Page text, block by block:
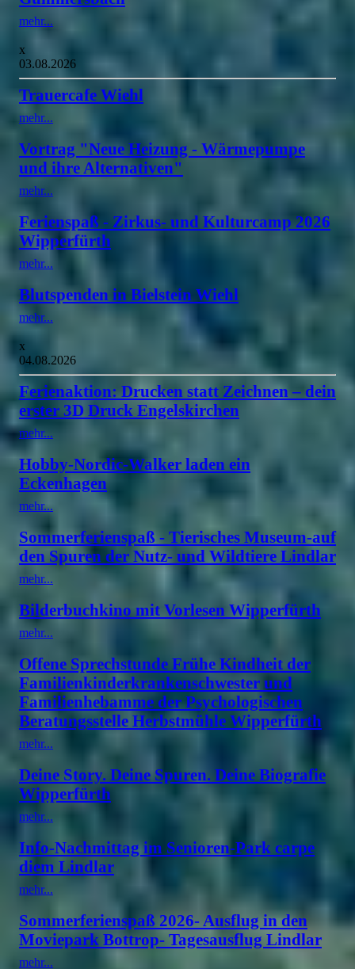
mehr...
x
03.08.2026
Trauercafe Wiehl
mehr...
Vortrag "Neue Heizung - Wärmepumpe
und ihre Alternativen"
mehr...
Ferienspaß - Zirkus- und Kulturcamp 2026
Wipperfürth
mehr...
Blutspenden in Bielstein Wiehl
mehr...
x
04.08.2026
Ferienaktion: Drucken statt Zeichnen – dein
erster 3D Druck Engelskirchen
mehr...
Hobby-Nordic-Walker laden ein
Eckenhagen
mehr...
Sommerferienspaß - Tierisches Museum-auf
den Spuren der Nutz- und Wildtiere Lindlar
mehr...
Bilderbuchkino mit Vorlesen Wipperfürth
mehr...
Offene Sprechstunde Frühe Kindheit der
Familienkinderkrankenschwester und
Familienhebamme der Psychologischen
Beratungsstelle Herbstmühle Wipperfürth
mehr...
Deine Story. Deine Spuren. Deine Biografie
Wipperfürth
mehr...
Info-Nachmittag im Senioren-Park carpe
diem Lindlar
mehr...
Sommerferienspaß 2026- Ausflug in den
Moviepark Bottrop- Tagesausflug Lindlar
mehr...